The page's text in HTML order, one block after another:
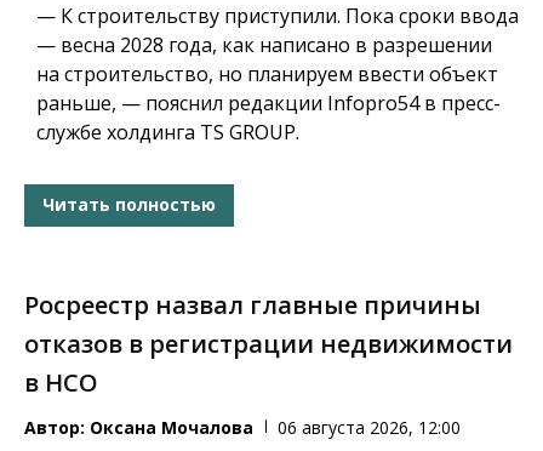
— К строительству приступили. Пока сроки ввода
— весна 2028 года, как написано в разрешении
на строительство, но планируем ввести объект
раньше, — пояснил редакции Infopro54 в пресс-
службе холдинга TS GROUP.
Читать полностью
Росреестр назвал главные причины
отказов в регистрации недвижимости
в НСО
Автор: Оксана Мочалова 06 августа 2026, 12:00